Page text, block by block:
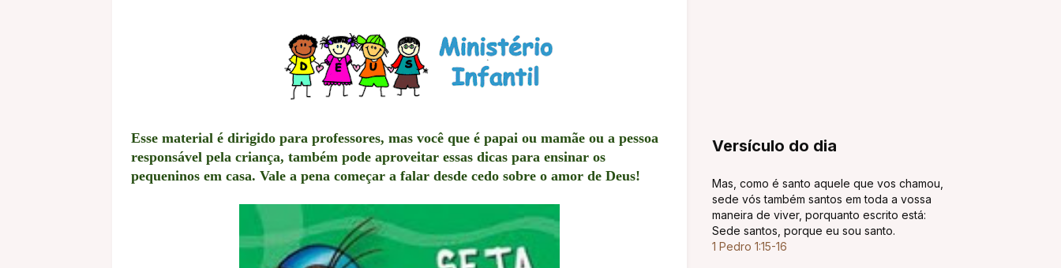
Esse material é dirigido para professores, mas você que é papai ou mamãe ou a pessoa
responsável pela criança, também pode aproveitar essas dicas para ensinar os
pequeninos em casa. Vale a pena começar a falar desde cedo sobre o amor de Deus!
Versículo do dia
Mas, como é santo aquele que vos chamou,
sede vós também santos em toda a vossa
maneira de viver, porquanto escrito está:
Sede santos, porque eu sou santo.
1 Pedro 1:15-16